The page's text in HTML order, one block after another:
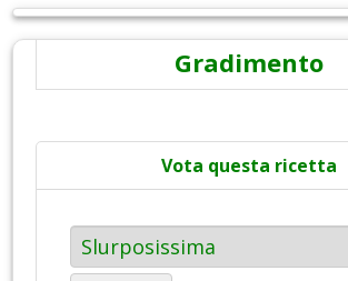
Gradimento
Vota questa ricetta